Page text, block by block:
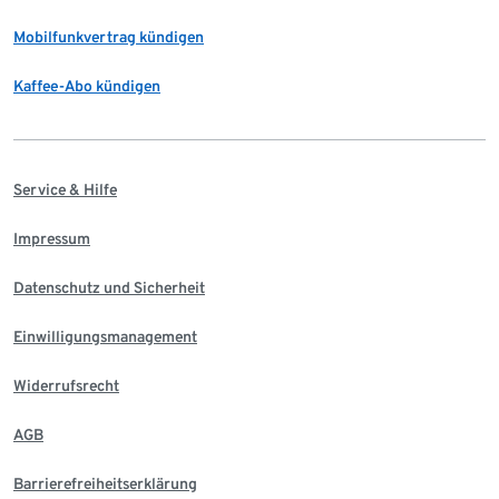
Mobilfunkvertrag kündigen
Kaffee-Abo kündigen
Service & Hilfe
Impressum
Datenschutz und Sicherheit
Einwilligungsmanagement
Widerrufsrecht
AGB
Barrierefreiheitserklärung